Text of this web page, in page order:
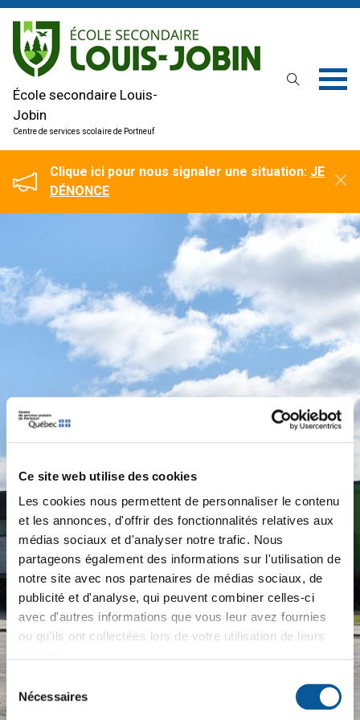
Ce site web utilise des cookies
Les cookies nous permettent de personnaliser le contenu
et les annonces, d'offrir des fonctionnalités relatives aux
médias sociaux et d'analyser notre trafic. Nous
partageons également des informations sur l'utilisation de
notre site avec nos partenaires de médias sociaux, de
publicité et d'analyse, qui peuvent combiner celles-ci
avec d'autres informations que vous leur avez fournies
ou qu'ils ont collectées lors de votre utilisation de leurs
Sélection
Nécessaires
École secondaire Louis-
Jobin
Centre de services scolaire de Portneuf
Clique ici pour nous signaler une situation: JE
DÉNONCE